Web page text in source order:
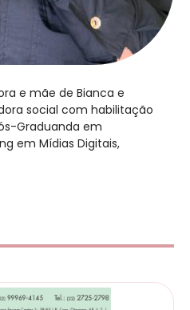
e mãe de Bianca e
social com habilitação
Graduanda em
em Mídias Digitais,